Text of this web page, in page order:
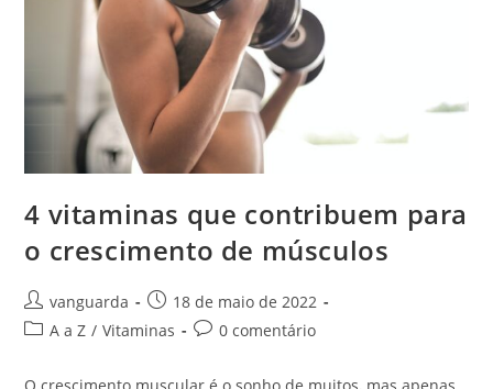
4 vitaminas que contribuem para
o crescimento de músculos
vanguarda
18 de maio de 2022
A a Z / Vitaminas 0 comentário